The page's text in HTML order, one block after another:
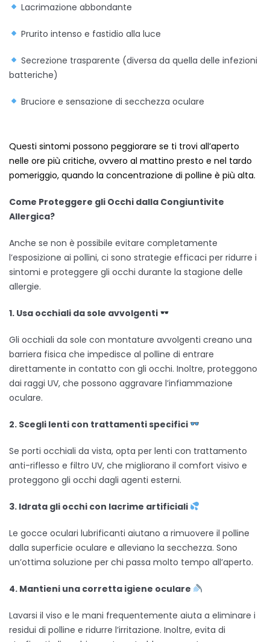
Lacrimazione abbondante
Prurito intenso e fastidio alla luce
Secrezione trasparente (diversa da quella delle infezioni
batteriche)
Bruciore e sensazione di secchezza oculare
Questi sintomi possono peggiorare se ti trovi all’aperto
nelle ore più critiche, ovvero al mattino presto e nel tardo
pomeriggio, quando la concentrazione di polline è più alta.
Come Proteggere gli Occhi dalla Congiuntivite
Allergica?
Anche se non è possibile evitare completamente
l’esposizione ai pollini, ci sono strategie efficaci per ridurre i
sintomi e proteggere gli occhi durante la stagione delle
allergie.
1. Usa occhiali da sole avvolgenti
Gli occhiali da sole con montature avvolgenti creano una
barriera fisica che impedisce al polline di entrare
direttamente in contatto con gli occhi. Inoltre, proteggono
dai raggi UV, che possono aggravare l’infiammazione
oculare.
2. Scegli lenti con trattamenti specifici
Se porti occhiali da vista, opta per lenti con trattamento
anti-riflesso e filtro UV, che migliorano il comfort visivo e
proteggono gli occhi dagli agenti esterni.
3. Idrata gli occhi con lacrime artificiali
Le gocce oculari lubrificanti aiutano a rimuovere il polline
dalla superficie oculare e alleviano la secchezza. Sono
un’ottima soluzione per chi passa molto tempo all’aperto.
4. Mantieni una corretta igiene oculare
Lavarsi il viso e le mani frequentemente aiuta a eliminare i
residui di polline e ridurre l’irritazione. Inoltre, evita di